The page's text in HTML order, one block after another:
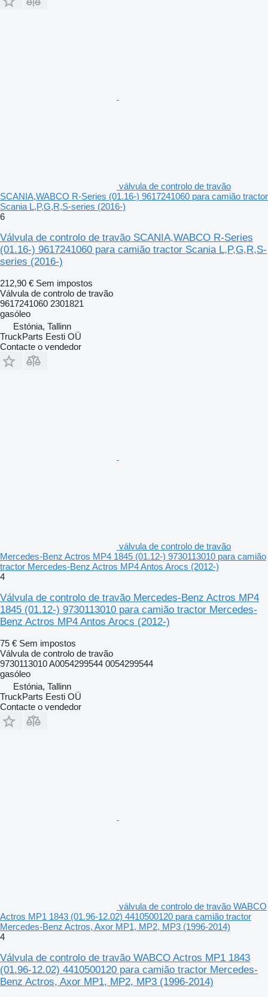
válvula de controlo de travão
SCANIA,WABCO R-Series (01.16-) 9617241060 para camião tractor
Scania L,P,G,R,S-series (2016-)
6
Válvula de controlo de travão SCANIA,WABCO R-Series
(01.16-) 9617241060 para camião tractor Scania L,P,G,R,S-
series (2016-)
212,90 € Sem impostos
Válvula de controlo de travão
9617241060 2301821
gasóleo
Estónia, Tallinn
TruckParts Eesti OÜ
Contacte o vendedor
válvula de controlo de travão
Mercedes-Benz Actros MP4 1845 (01.12-) 9730113010 para camião
tractor Mercedes-Benz Actros MP4 Antos Arocs (2012-)
4
Válvula de controlo de travão Mercedes-Benz Actros MP4
1845 (01.12-) 9730113010 para camião tractor Mercedes-
Benz Actros MP4 Antos Arocs (2012-)
75 € Sem impostos
Válvula de controlo de travão
9730113010 A0054299544 0054299544
gasóleo
Estónia, Tallinn
TruckParts Eesti OÜ
Contacte o vendedor
válvula de controlo de travão WABCO
Actros MP1 1843 (01.96-12.02) 4410500120 para camião tractor
Mercedes-Benz Actros, Axor MP1, MP2, MP3 (1996-2014)
4
Válvula de controlo de travão WABCO Actros MP1 1843
(01.96-12.02) 4410500120 para camião tractor Mercedes-
Benz Actros, Axor MP1, MP2, MP3 (1996-2014)